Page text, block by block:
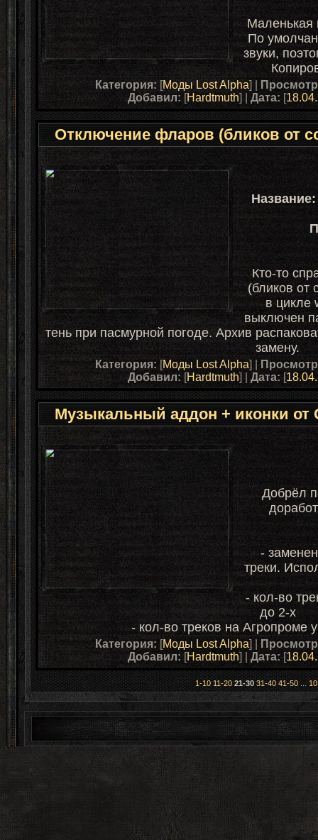
Маленькая
По
звуки,
Категория: [Моды Lost Alpha] |
Добавил: [Hardtmuth] | Дата: [
Отключение фларов (бликов от
Название:
Кто-то
(бликов от
в цикле
выключен
тень при пасмурной погоде. Архив
замену.
Категория: [Моды Lost Alpha] |
Добавил: [Hardtmuth] | Дата: [
Музыкальный аддон + иконки от
Добрёл
-
треки.
- кол-во
до 2-х
- кол-во треков на Агропроме
Категория: [Моды Lost Alpha] |
Добавил: [Hardtmuth] | Дата: [
1-10 11-20 21-30 31-40 41-50